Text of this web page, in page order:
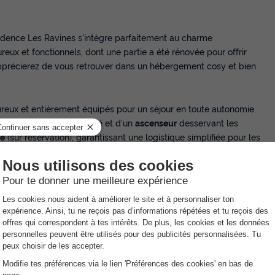
Les Ravines s'intègre parfaitement au charme
et fonctionnels, dont une partie a été rénovée pour offrir
de vous retrouver dans un hébergement cosy et bien
et entièrement équipés pour un séjour en toute autonomie.
prêt de jeux de société et d'un ascenseur desservant les
(sur réservation), garantissant une logistique simplifiée pour les
cliquant sur le lien suivant : https://notre.guide/PV17L